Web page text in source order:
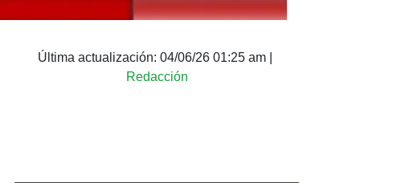
Última actualización: 04/06/26 01:25 am
Redacción